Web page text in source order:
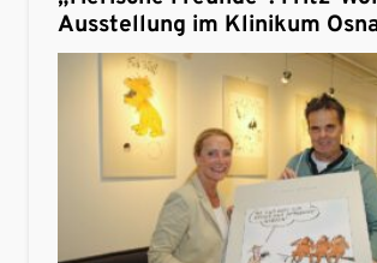
Ausstellung im Klinikum